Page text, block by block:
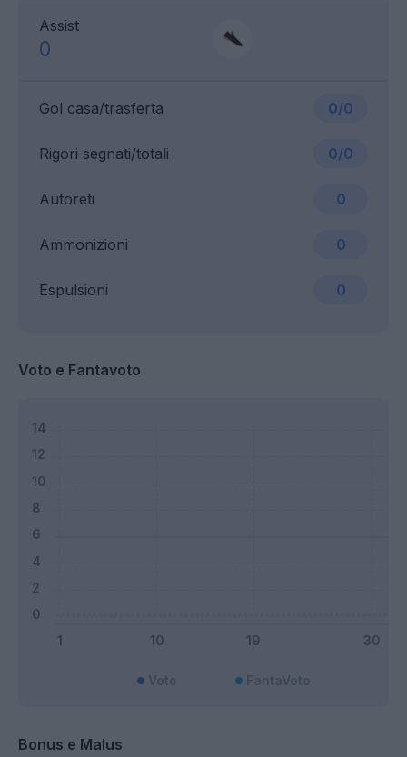
Assist
0
Gol casa/trasferta 0/0
Ammonizioni 0
Rigori segnati/totali 0/0
Espulsioni 0
Autoreti 0
Voto e Fantavoto
Bonus e Malus